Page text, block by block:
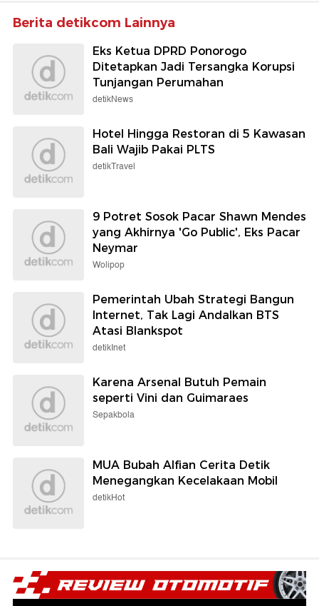
Berita detikcom Lainnya
Eks Ketua DPRD Ponorogo
Ditetapkan Jadi Tersangka Korupsi
Tunjangan Perumahan
detikNews
Hotel Hingga Restoran di 5 Kawasan
Bali Wajib Pakai PLTS
detikTravel
9 Potret Sosok Pacar Shawn Mendes
yang Akhirnya 'Go Public', Eks Pacar
Neymar
Wolipop
Pemerintah Ubah Strategi Bangun
Internet, Tak Lagi Andalkan BTS
Atasi Blankspot
detikInet
Karena Arsenal Butuh Pemain
seperti Vini dan Guimaraes
Sepakbola
MUA Bubah Alfian Cerita Detik
Menegangkan Kecelakaan Mobil
detikHot